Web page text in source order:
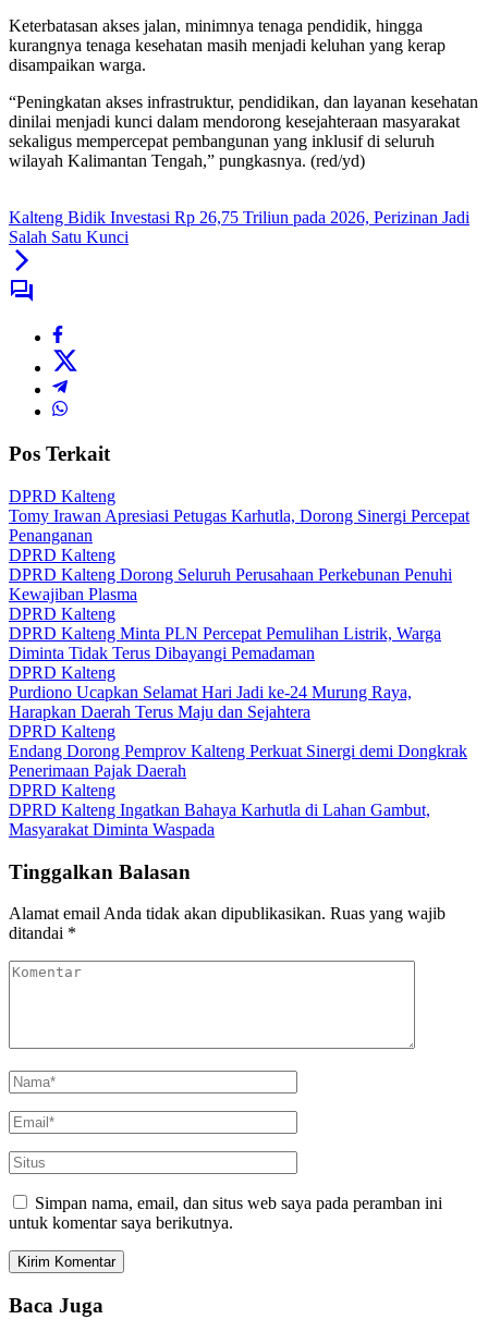
Keterbatasan akses jalan, minimnya tenaga pendidik, hingga
kurangnya tenaga kesehatan masih menjadi keluhan yang kerap
disampaikan warga.
“Peningkatan akses infrastruktur, pendidikan, dan layanan kesehatan
dinilai menjadi kunci dalam mendorong kesejahteraan masyarakat
sekaligus mempercepat pembangunan yang inklusif di seluruh
wilayah Kalimantan Tengah,” pungkasnya. (red/yd)
Kalteng Bidik Investasi Rp 26,75 Triliun pada 2026, Perizinan Jadi
Salah Satu Kunci
Pos Terkait
DPRD Kalteng
Tomy Irawan Apresiasi Petugas Karhutla, Dorong Sinergi Percepat
Penanganan
DPRD Kalteng
DPRD Kalteng Dorong Seluruh Perusahaan Perkebunan Penuhi
Kewajiban Plasma
DPRD Kalteng
DPRD Kalteng Minta PLN Percepat Pemulihan Listrik, Warga
Diminta Tidak Terus Dibayangi Pemadaman
DPRD Kalteng
Purdiono Ucapkan Selamat Hari Jadi ke-24 Murung Raya,
Harapkan Daerah Terus Maju dan Sejahtera
DPRD Kalteng
Endang Dorong Pemprov Kalteng Perkuat Sinergi demi Dongkrak
Penerimaan Pajak Daerah
DPRD Kalteng
DPRD Kalteng Ingatkan Bahaya Karhutla di Lahan Gambut,
Masyarakat Diminta Waspada
Tinggalkan Balasan
Alamat email Anda tidak akan dipublikasikan. Ruas yang wajib
ditandai *
Simpan nama, email, dan situs web saya pada peramban ini
untuk komentar saya berikutnya.
Baca Juga